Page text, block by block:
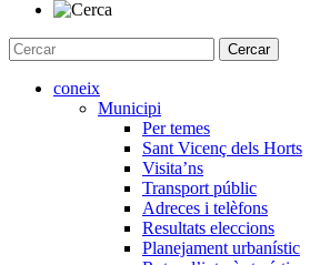
coneix
Municipi
Per temes
Sant Vicenç dels Horts
Visita’ns
Transport públic
Adreces i telèfons
Resultats eleccions
Planejament urbanístic